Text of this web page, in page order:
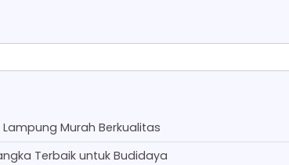
Murah Berkualitas
Terbaik untuk Budidaya